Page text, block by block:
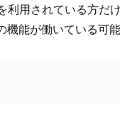
用されている方だ
能が働いている可